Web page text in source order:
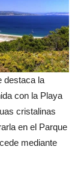
destaca la
con la Playa
cristalinas
en el Parque
mediante